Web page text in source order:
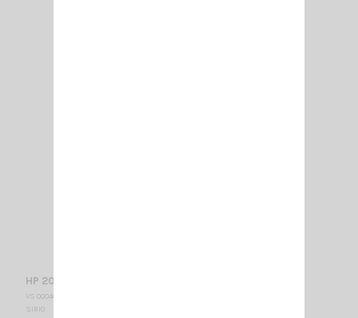
HP 2070 R MAG SIRIO
VS 000460 + AN 001680
SIRIO